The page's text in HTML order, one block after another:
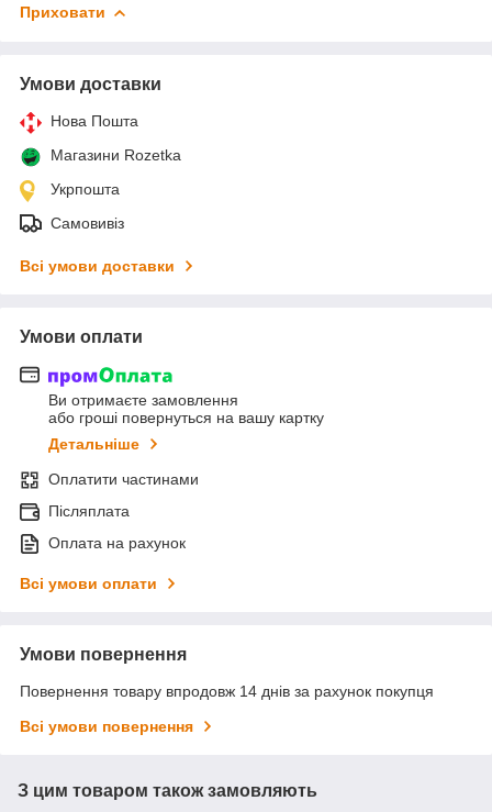
Приховати
Умови доставки
Нова Пошта
Магазини Rozetka
Укрпошта
Самовивіз
Всі умови доставки
Умови оплати
Ви отримаєте замовлення
або гроші повернуться на вашу картку
Детальніше
Оплатити частинами
Післяплата
Оплата на рахунок
Всі умови оплати
Умови повернення
Повернення товару впродовж 14 днів за рахунок покупця
Всі умови повернення
З цим товаром також замовляють